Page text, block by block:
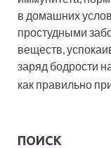
в домашних
простудными
веществ,
заряд бодрости
как правильно
ПОИСК